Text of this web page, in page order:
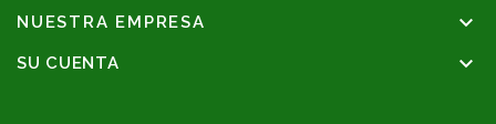
NUESTRA EMPRESA 
SU CUENTA 